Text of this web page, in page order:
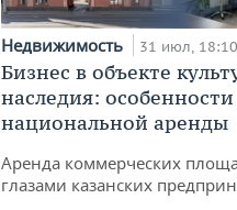
Недвижимость 31 июл, 18:10
Бизнес в объекте
наследия: особенности
национальной аренды
Аренда коммерческих
глазами казанских